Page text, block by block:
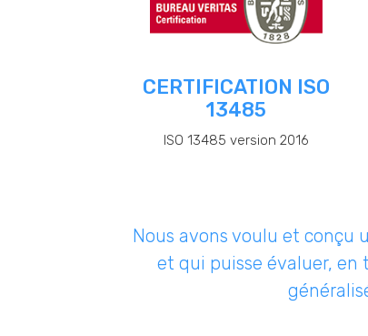
CERTIFICATION ISO
13485
ISO 13485 version 2016
Nous avons voulu et conçu
et qui puisse évaluer, en